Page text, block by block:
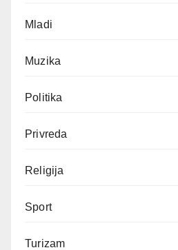
Mladi
Muzika
Politika
Privreda
Religija
Sport
Turizam